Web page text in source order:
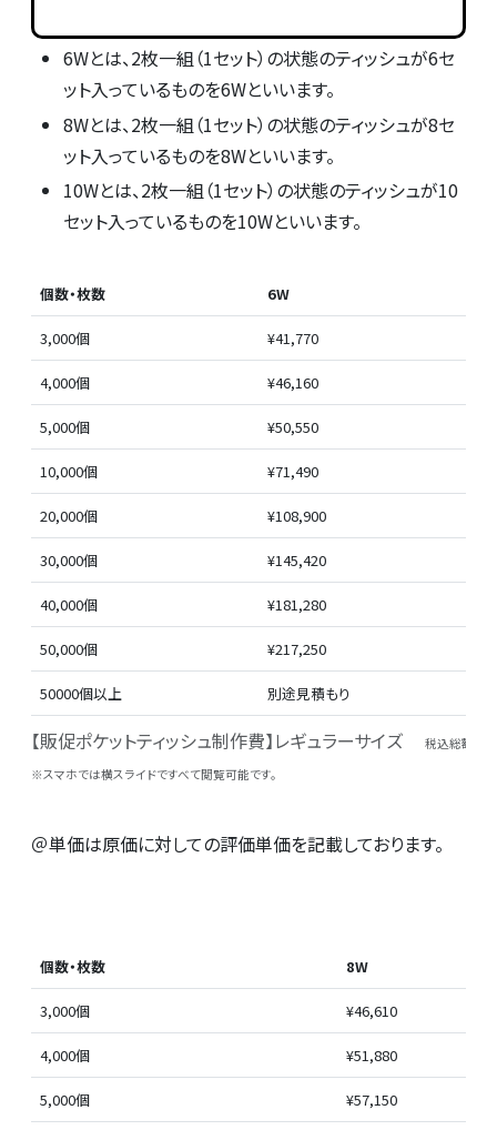
6Wとは、2枚一組（1セット）の状態のティッシュが6セ
ット入っているものを6Wといいます。
8Wとは、2枚一組（1セット）の状態のティッシュが8セ
ット入っているものを8Wといいます。
10Wとは、2枚一組（1セット）の状態のティッシュが10
セット入っているものを10Wといいます。
【販促ポケットティッシュ制作費】レギュラーサイズ
税込総額表記
※スマホでは横スライドですべて閲覧可能です。
個数・枚数 6W
3,000個 ¥41,770
4,000個 ¥46,160
5,000個 ¥50,550
10,000個 ¥71,490
20,000個 ¥108,900
30,000個 ¥145,420
40,000個 ¥181,280
50,000個 ¥217,250
50000個以上 別途見積もり
＠単価は原価に対しての評価単価を記載しております。
個数・枚数 8W
3,000個 ¥46,610
4,000個 ¥51,880
5,000個 ¥57,150